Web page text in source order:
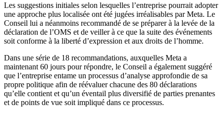
Les suggestions initiales selon lesquelles l’entreprise pourrait adopter
une approche plus localisée ont été jugées irréalisables par Meta. Le
Conseil lui a néanmoins recommandé de se préparer à la levée de la
déclaration de l’OMS et de veiller à ce que la suite des événements
soit conforme à la liberté d’expression et aux droits de l’homme.
Dans une série de 18 recommandations, auxquelles Meta a
maintenant 60 jours pour répondre, le Conseil a également suggéré
que l’entreprise entame un processus d’analyse approfondie de sa
propre politique afin de réévaluer chacune des 80 déclarations
qu’elle contient et qu’un éventail plus diversifié de parties prenantes
et de points de vue soit impliqué dans ce processus.